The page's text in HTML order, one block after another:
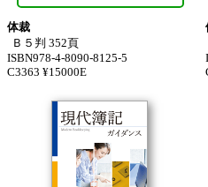
体裁
Ｂ５判 352頁
ISBN978-4-8090-8125-5
C3363 ¥15000E